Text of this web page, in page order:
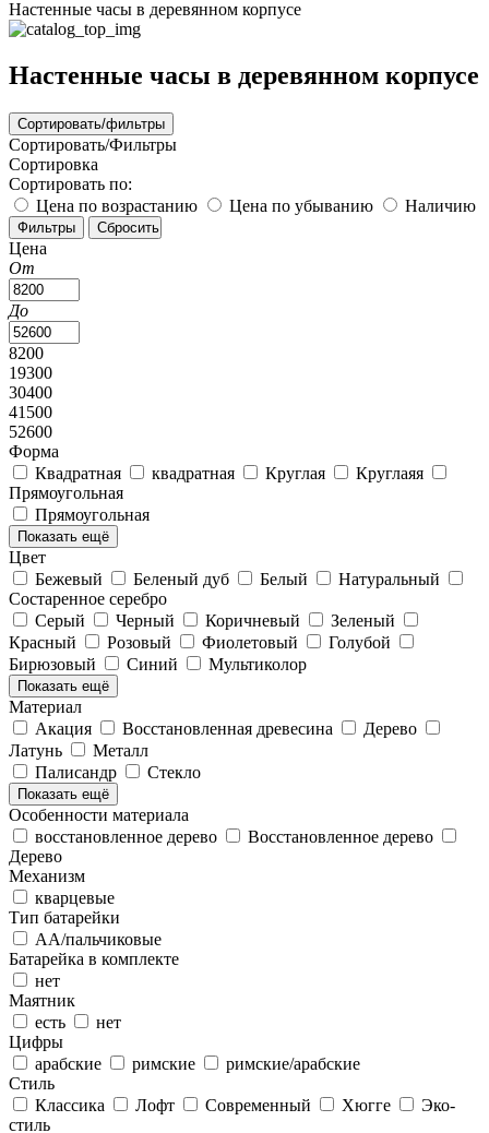
Настенные часы в деревянном корпусе
Настенные часы в деревянном корпусе
Сортировать/фильтры
Сортировать/Фильтры
Сортировка
Сортировать по:
Цена по возрастанию
Цена по убыванию Наличию
Цена
От
До
8200
19300
30400
41500
52600
Форма
Квадратная
квадратная Круглая
Круглаяя
Прямоугольная
Прямоугольная
Показать ещё
Цвет
Бежевый
Беленый дуб Белый
Натуральный
Состаренное серебро
Серый
Черный Коричневый
Зеленый
Красный
Розовый Фиолетовый
Голубой
Бирюзовый
Синий Мультиколор
Показать ещё
Материал
Акация
Восстановленная древесина
Дерево
Латунь
Металл
Палисандр
Стекло
Показать ещё
Особенности материала
восстановленное дерево
Восстановленное дерево
Дерево
Механизм
кварцевые
Тип батарейки
АА/пальчиковые
Батарейка в комплекте
нет
Маятник
есть
нет
Цифры
арабские
римские
римские/арабские
Стиль
Классика
Лофт Современный Хюгге
Эко-
стиль